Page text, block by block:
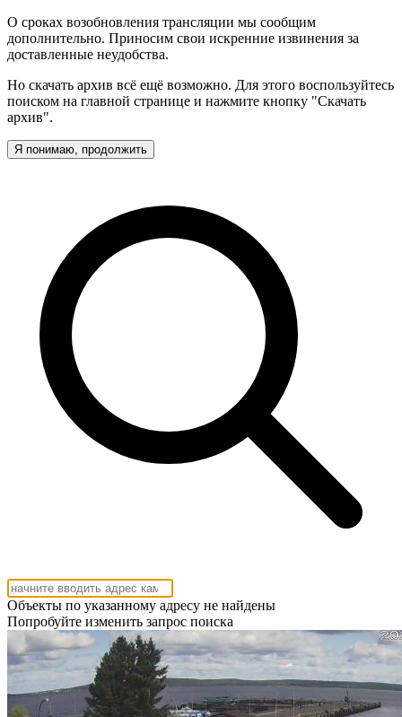
О сроках возобновления трансляции мы сообщим
дополнительно. Приносим свои искренние извинения за
доставленные неудобства.
Но скачать архив всё ещё возможно. Для этого воспользуйтесь
поиском на главной странице и нажмите кнопку "Скачать
архив".
Я понимаю, продолжить
Объекты по указанному адресу не найдены
Попробуйте изменить запрос поиска